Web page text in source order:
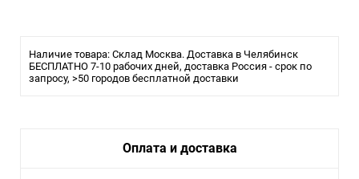
Наличие товара: Склад Москва. Доставка в Челябинск
БЕСПЛАТНО 7-10 рабочих дней, доставка Россия - срок по
запросу, >50 городов бесплатной доставки
Оплата и доставка